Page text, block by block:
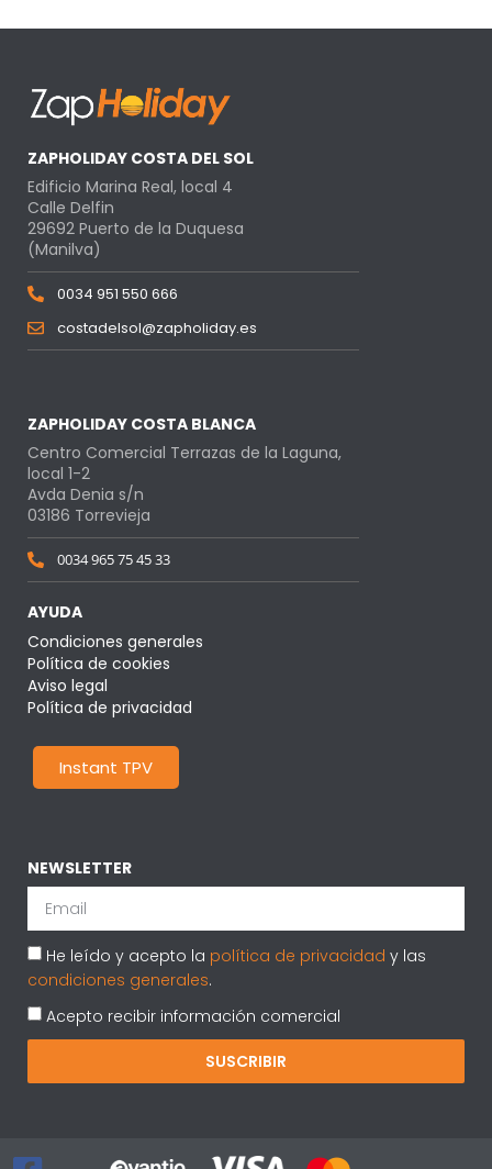
ZAPHOLIDAY COSTA DEL SOL
Edificio Marina Real, local 4
Calle Delfin
29692 Puerto de la Duquesa
(Manilva)
0034 951 550 666
costadelsol@zapholiday.es
ZAPHOLIDAY COSTA BLANCA
Centro Comercial Terrazas de la Laguna,
local 1-2
Avda Denia s/n
03186 Torrevieja
0034 965 75 45 33
AYUDA
Condiciones generales
Política de cookies
Aviso legal
Política de privacidad
Instant TPV
NEWSLETTER
He leído y acepto la política de privacidad y las
condiciones generales.
Acepto recibir información comercial
SUSCRIBIR